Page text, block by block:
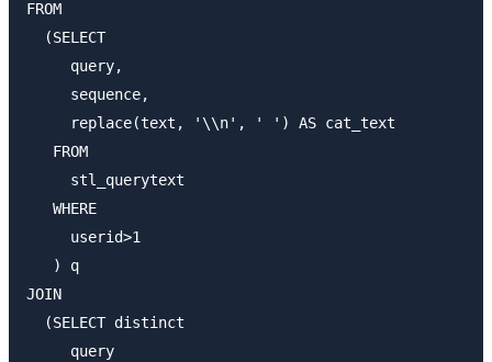
FROM
  (SELECT
     query,
     sequence,
     replace(text, '\\n', ' ') AS cat_text
   FROM
     stl_querytext
   WHERE
     userid>1
   ) q
JOIN
  (SELECT distinct
     query